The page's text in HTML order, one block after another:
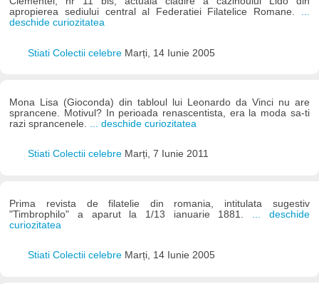
apropierea sediului central al Federatiei Filatelice Romane. ...
deschide curiozitatea
Stiati Colectii celebre Marți, 14 Iunie 2005
Mona Lisa (Gioconda) din tabloul lui Leonardo da Vinci nu are
sprancene. Motivul? In perioada renascentista, era la moda sa-ti
razi sprancenele. ... deschide curiozitatea
Stiati Colectii celebre Marți, 7 Iunie 2011
Prima revista de filatelie din romania, intitulata sugestiv
"Timbrophilo" a aparut la 1/13 ianuarie 1881.
... deschide
curiozitatea
Stiati Colectii celebre Marți, 14 Iunie 2005